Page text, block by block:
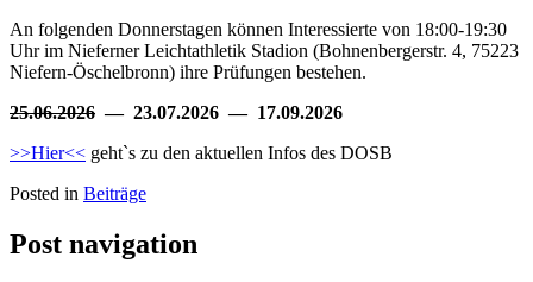
An folgenden Donnerstagen können Interessierte von 18:00-19:30
Uhr im Nieferner Leichtathletik Stadion (Bohnenbergerstr. 4, 75223
Niefern-Öschelbronn) ihre Prüfungen bestehen.
25.06.2026 — 23.07.2026 — 17.09.2026
>>Hier<< geht`s zu den aktuellen Infos des DOSB
Posted in Beiträge
Post navigation